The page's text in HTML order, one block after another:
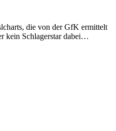
die von der GfK ermittelt
kein Schlagerstar dabei…